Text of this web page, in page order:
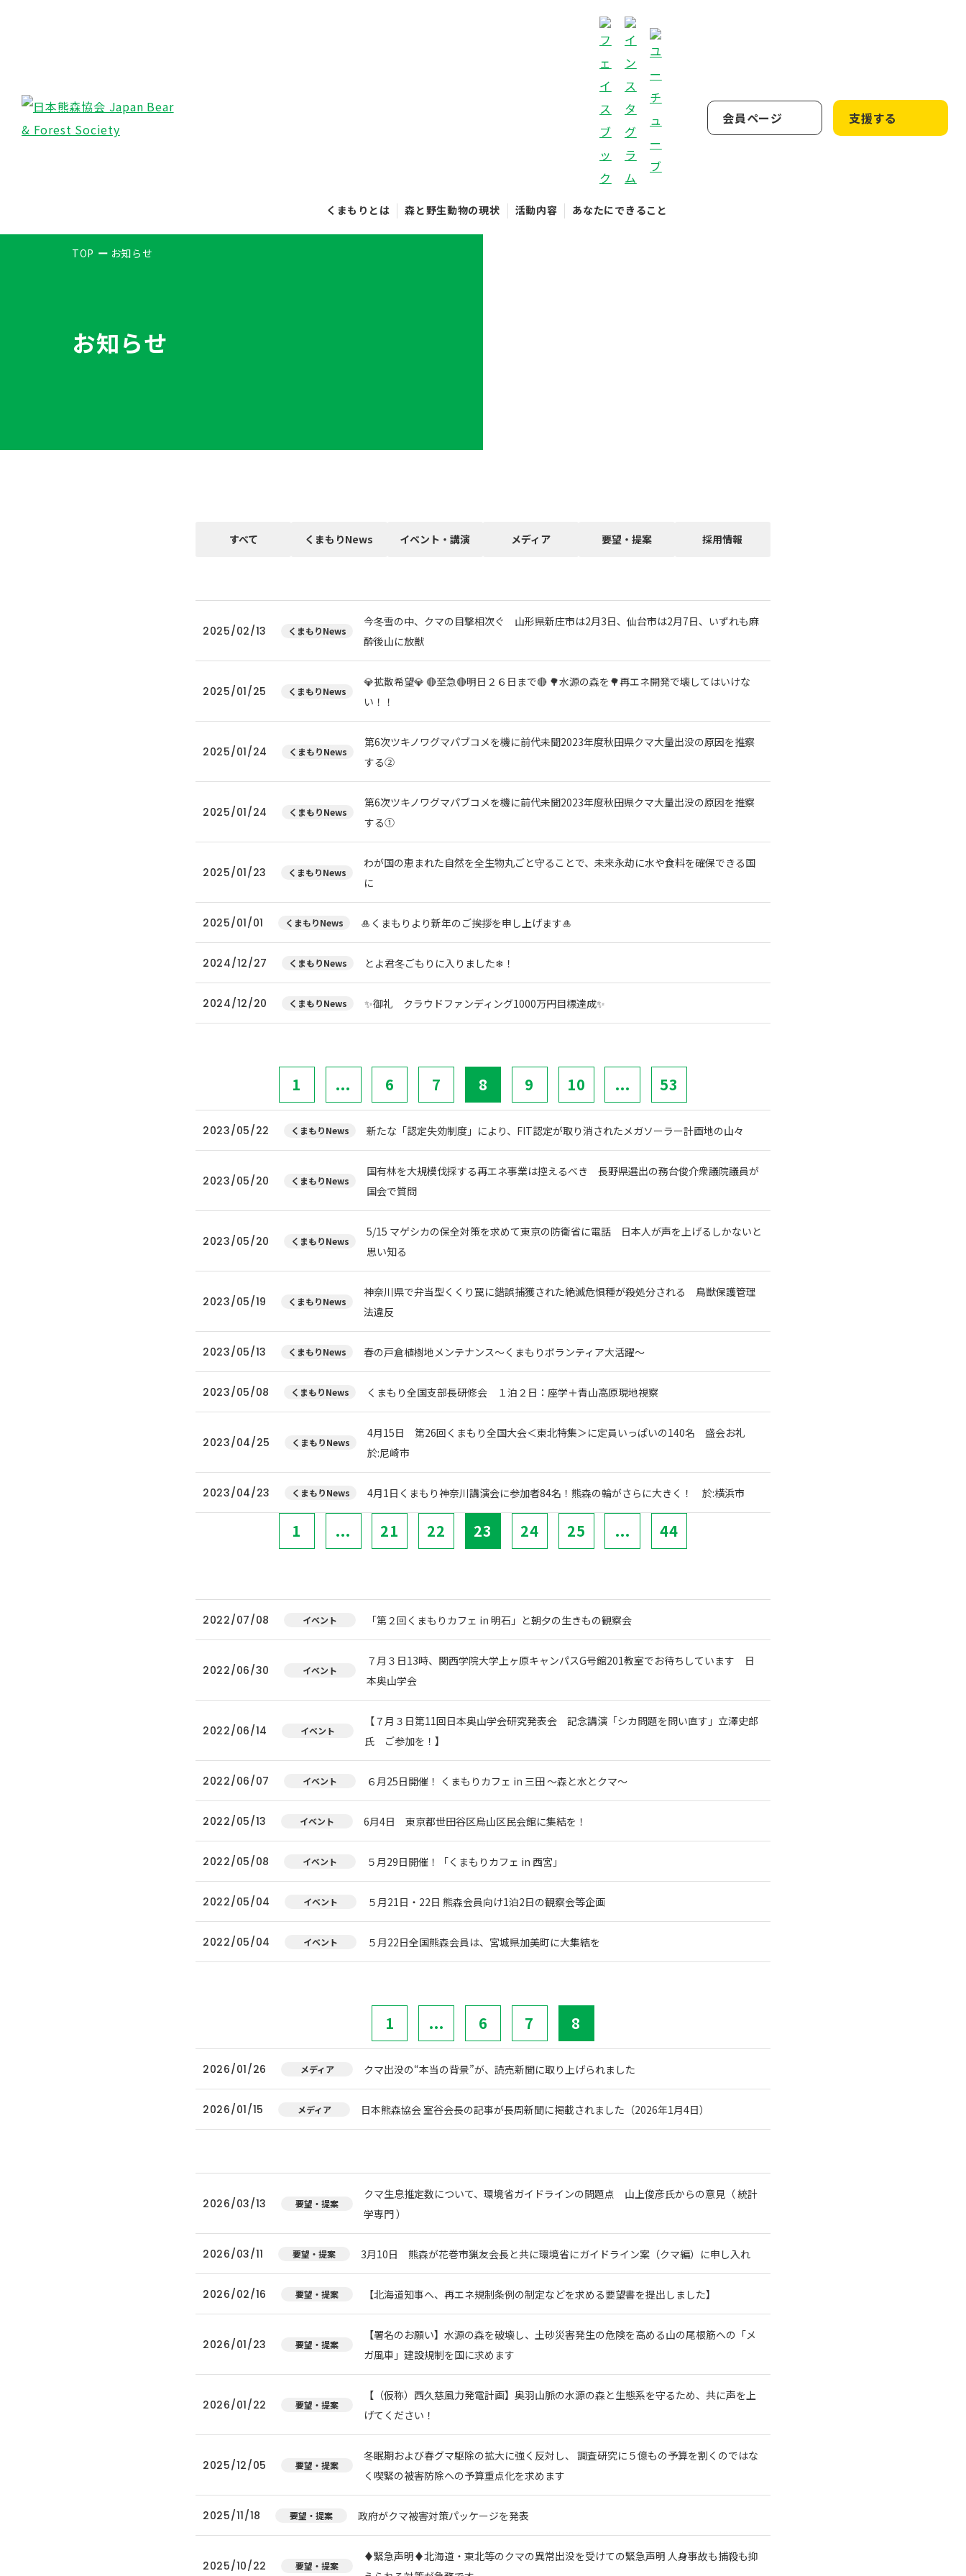
くまもりとは 森と野生動物の現状 活動内容 あなたにできること
会員ページ 支援する
TOP お知らせ
お知らせ
すべて くまもりNews イベント・講演 メディア 要望・提案 採用情報
2025/02/13 くまもりNews
今冬雪の中、クマの目撃相次ぐ 山形県新庄市は2月3日、仙台市は2月7日、いずれも麻
酔後山に放獣
2025/01/25 くまもりNews
💎拡散希望💎 🔴至急🔴明日２６日まで🔴 🌳水源の森を🌳再エネ開発で壊してはいけな
い！！
2025/01/24 くまもりNews
第6次ツキノワグマパブコメを機に前代未聞2023年度秋田県クマ大量出没の原因を推察
する②
2025/01/24 くまもりNews
第6次ツキノワグマパブコメを機に前代未聞2023年度秋田県クマ大量出没の原因を推察
する①
2025/01/23 くまもりNews
わが国の恵まれた自然を全生物丸ごと守ることで、未来永劫に水や食料を確保できる国
に
2025/01/01 くまもりNews 🎍くまもりより新年のご挨拶を申し上げます🎍
2024/12/27 くまもりNews とよ君冬ごもりに入りました❄！
2024/12/20 くまもりNews ✨御礼 クラウドファンディング1000万円目標達成✨
1 ... 6 7 8 9 10 ... 53
2023/05/22 くまもりNews 新たな「認定失効制度」により、FIT認定が取り消されたメガソーラー計画地の山々
2023/05/20 くまもりNews
国有林を大規模伐採する再エネ事業は控えるべき 長野県選出の務台俊介衆議院議員が
国会で質問
2023/05/20 くまもりNews
5/15 マゲシカの保全対策を求めて東京の防衛省に電話 日本人が声を上げるしかないと
思い知る
2023/05/19 くまもりNews
神奈川県で弁当型くくり罠に錯誤捕獲された絶滅危惧種が殺処分される 鳥獣保護管理
法違反
2023/05/13 くまもりNews 春の戸倉植樹地メンテナンス～くまもりボランティア大活躍～
2023/05/08 くまもりNews くまもり全国支部長研修会 １泊２日：座学＋青山高原現地視察
2023/04/25 くまもりNews
4月15日 第26回くまもり全国大会＜東北特集＞に定員いっぱいの140名 盛会お礼
於:尼崎市
2023/04/23 くまもりNews 4月1日くまもり神奈川講演会に参加者84名！熊森の輪がさらに大きく！ 於:横浜市
1 ... 21 22 23 24 25 ... 44
2022/07/08 イベント 「第２回くまもりカフェ in 明石」と朝夕の生きもの観察会
2022/06/30 イベント
７月３日13時、関西学院大学上ヶ原キャンパスG号館201教室でお待ちしています 日
本奥山学会
2022/06/14 イベント
【７月３日第11回日本奥山学会研究発表会 記念講演「シカ問題を問い直す」立澤史郎
氏 ご参加を！】
2022/06/07 イベント ６月25日開催！ くまもりカフェ in 三田 ～森と水とクマ～
2022/05/13 イベント 6月4日 東京都世田谷区烏山区民会館に集結を！
2022/05/08 イベント ５月29日開催！「くまもりカフェ in 西宮」
2022/05/04 イベント ５月21日・22日 熊森会員向け1泊2日の観察会等企画
2022/05/04 イベント ５月22日全国熊森会員は、宮城県加美町に大集結を
1 ... 6 7 8
2026/01/26 メディア クマ出没の“本当の背景”が、読売新聞に取り上げられました
2026/01/15 メディア 日本熊森協会 室谷会長の記事が長周新聞に掲載されました（2026年1月4日）
2026/03/13 要望・提案
クマ生息推定数について、環境省ガイドラインの問題点 山上俊彦氏からの意見（ 統計
学専門 ）
2026/03/11 要望・提案 3月10日 熊森が花巻市猟友会長と共に環境省にガイドライン案（クマ編）に申し入れ
2026/02/16 要望・提案 【北海道知事へ、再エネ規制条例の制定などを求める要望書を提出しました】
2026/01/23 要望・提案
【署名のお願い】水源の森を破壊し、土砂災害発生の危険を高める山の尾根筋への「メ
ガ風車」建設規制を国に求めます
2026/01/22 要望・提案
【（仮称）西久慈風力発電計画】奥羽山脈の水源の森と生態系を守るため、共に声を上
げてください！
2025/12/05 要望・提案
冬眠期および春グマ駆除の拡大に強く反対し、 調査研究に５億もの予算を割くのではな
く喫緊の被害防除への予算重点化を求めます
2025/11/18 要望・提案 政府がクマ被害対策パッケージを発表
2025/10/22 要望・提案
♦️緊急声明♦️北海道・東北等のクマの異常出没を受けての緊急声明 人身事故も捕殺も抑